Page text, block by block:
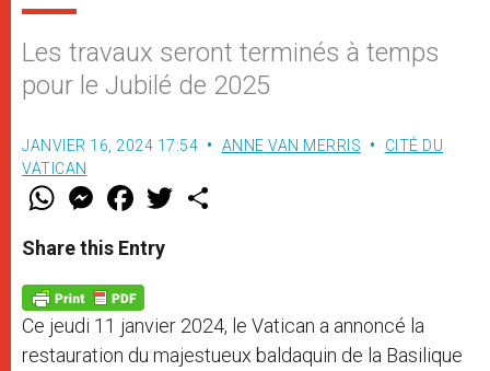
Les travaux seront terminés à temps
pour le Jubilé de 2025
JANVIER 16, 2024 17:54 ANNE VAN MERRIS
CITÉ DU
VATICAN
W
t
s
p
p
M
e
s
e
g
e
r
F
a
e
b
o
k
w
Share this Entry
Ce jeudi 11 janvier 2024, le Vatican a annoncé la
restauration du majestueux baldaquin de la Basilique